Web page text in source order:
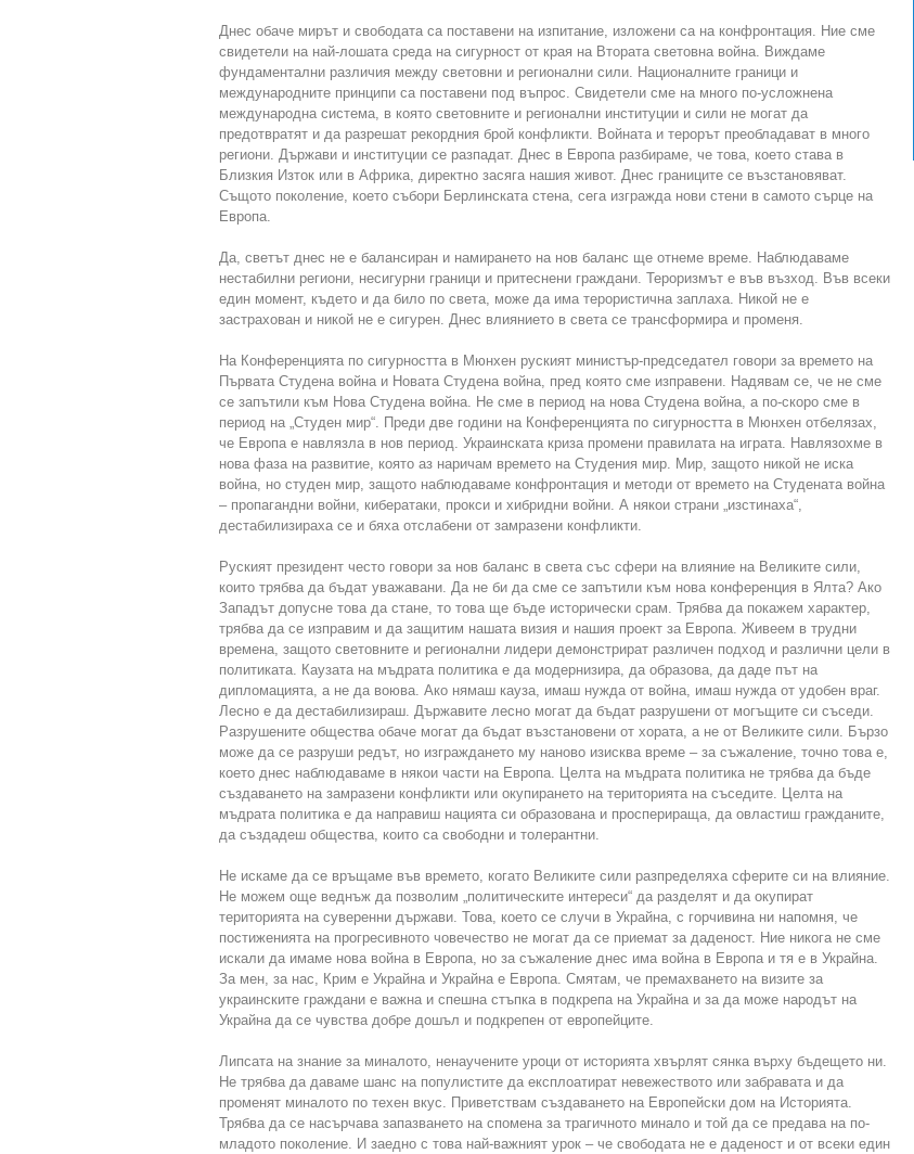
Днес обаче мирът и свободата са поставени на изпитание, изложени са на конфронтация. Ние сме
свидетели на най-лошата среда на сигурност от края на Втората световна война. Виждаме
фундаментални различия между световни и регионални сили. Националните граници и
международните принципи са поставени под въпрос. Свидетели сме на много по-усложнена
международна система, в която световните и регионални институции и сили не могат да
предотвратят и да разрешат рекордния брой конфликти. Войната и терорът преобладават в много
региони. Държави и институции се разпадат. Днес в Европа разбираме, че това, което става в
Близкия Изток или в Африка, директно засяга нашия живот. Днес границите се възстановяват.
Същото поколение, което събори Берлинската стена, сега изгражда нови стени в самото сърце на
Европа.
Да, светът днес не е балансиран и намирането на нов баланс ще отнеме време. Наблюдаваме
нестабилни региони, несигурни граници и притеснени граждани. Тероризмът е във възход. Във всеки
един момент, където и да било по света, може да има терористична заплаха. Никой не е
застрахован и никой не е сигурен. Днес влиянието в света се трансформира и променя.
На Конференцията по сигурността в Мюнхен руският министър-председател говори за времето на
Първата Студена война и Новата Студена война, пред която сме изправени. Надявам се, че не сме
се запътили към Нова Студена война. Не сме в период на нова Студена война, а по-скоро сме в
период на „Студен мир“. Преди две години на Конференцията по сигурността в Мюнхен отбелязах,
че Европа е навлязла в нов период. Украинската криза промени правилата на играта. Навлязохме в
нова фаза на развитие, която аз наричам времето на Студения мир. Мир, защото никой не иска
война, но студен мир, защото наблюдаваме конфронтация и методи от времето на Студената война
– пропагандни войни, кибератаки, прокси и хибридни войни. А някои страни „изстинаха“,
дестабилизираха се и бяха отслабени от замразени конфликти.
Руският президент често говори за нов баланс в света със сфери на влияние на Великите сили,
които трябва да бъдат уважавани. Да не би да сме се запътили към нова конференция в Ялта? Ако
Западът допусне това да стане, то това ще бъде исторически срам. Трябва да покажем характер,
трябва да се изправим и да защитим нашата визия и нашия проект за Европа. Живеем в трудни
времена, защото световните и регионални лидери демонстрират различен подход и различни цели в
политиката. Каузата на мъдрата политика е да модернизира, да образова, да даде път на
дипломацията, а не да воюва. Ако нямаш кауза, имаш нужда от война, имаш нужда от удобен враг.
Лесно е да дестабилизираш. Държавите лесно могат да бъдат разрушени от могъщите си съседи.
Разрушените общества обаче могат да бъдат възстановени от хората, а не от Великите сили. Бързо
може да се разруши редът, но изграждането му наново изисква време – за съжаление, точно това е,
което днес наблюдаваме в някои части на Европа. Целта на мъдрата политика не трябва да бъде
създаването на замразени конфликти или окупирането на територията на съседите. Целта на
мъдрата политика е да направиш нацията си образована и просперираща, да овластиш гражданите,
да създадеш общества, които са свободни и толерантни.
Не искаме да се връщаме във времето, когато Великите сили разпределяха сферите си на влияние.
Не можем още веднъж да позволим „политическите интереси“ да разделят и да окупират
територията на суверенни държави. Това, което се случи в Украйна, с горчивина ни напомня, че
постиженията на прогресивното човечество не могат да се приемат за даденост. Ние никога не сме
искали да имаме нова война в Европа, но за съжаление днес има война в Европа и тя е в Украйна.
За мен, за нас, Крим е Украйна и Украйна е Европа. Смятам, че премахването на визите за
украинските граждани е важна и спешна стъпка в подкрепа на Украйна и за да може народът на
Украйна да се чувства добре дошъл и подкрепен от европейците.
Липсата на знание за миналото, ненаучените уроци от историята хвърлят сянка върху бъдещето ни.
Не трябва да даваме шанс на популистите да експлоатират невежеството или забравата и да
променят миналото по техен вкус. Приветствам създаването на Европейски дом на Историята.
Трябва да се насърчава запазването на спомена за трагичното минало и той да се предава на по-
младото поколение. И заедно с това най-важният урок – че свободата не е даденост и от всеки един